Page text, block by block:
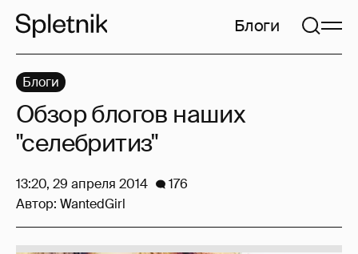
Блоги
Блоги
Обзор блогов наших
"селебритиз"
13:20, 29 апреля 2014
176
Автор: WantedGirl